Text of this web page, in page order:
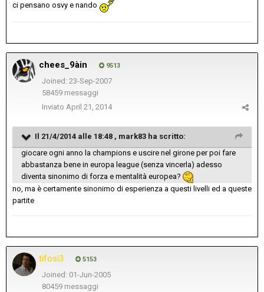
ci pensano osvy e nando
chees_9àin 9513
Joined: 23-Sep-2007
58459 messaggi
Inviato April 21, 2014
Il 21/4/2014 alle 18:48 , mark83 ha scritto:
giocare ogni anno la champions e uscire nel girone per poi fare
abbastanza bene in europa league (senza vincerla) adesso
diventa sinonimo di forza e mentalità europea?
no, ma è certamente sinonimo di esperienza a questi livelli ed a queste
partite
tifosi3 5153
Joined: 01-Jun-2005
80459 messaggi